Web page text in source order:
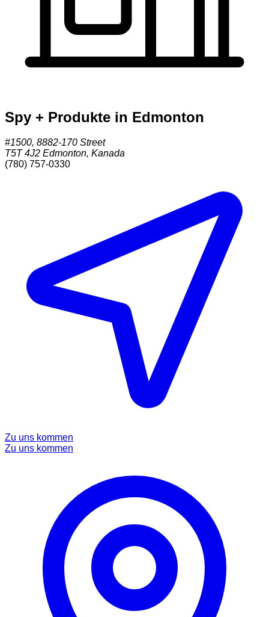
Spy + Produkte in Edmonton
#1500, 8882-170 Street
T5T 4J2 Edmonton, Kanada
(780) 757-0330
Zu uns kommen
Zu uns kommen